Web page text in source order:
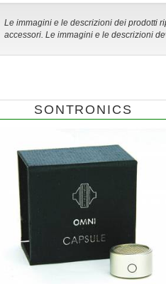
Le immagini e le descrizioni dei prodotti
accessori. Le immagini e le descrizioni
SONTRONICS